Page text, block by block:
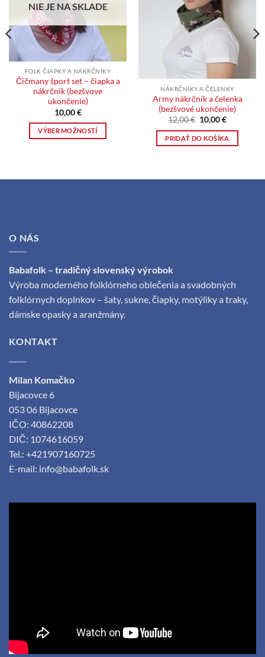
NIE JE NA SKLADE
FOLK ČIAPKY A NÁKRČNÍKY
Čičmany šport set – čiapka a
nákrčník (bezšvove
ukončenie)
10,00€
VÝBER MOŽNOSTÍ
viacero
stránke
produktu.
NÁKRČNÍKY A ČELENKY
Army nákrčník a čelenka
(bezšvové ukončenie)
12,00€ Pôvodná
cena
bola:
12,00 €.
10,00€Aktuálna
je:
10,00 €.
PRIDAŤ DO KOŠÍKA
O NÁS
Babafolk – tradičný slovenský výrobok
Výroba moderného folklórneho oblečenia a svadobných
folklórnych doplnkov – šaty, sukne, čiapky, motýliky a traky,
dámske opasky a aranžmány.
KONTAKT
Milan Komačko
Bijacovce 6
053 06 Bijacovce
IČO: 40862208
DIČ: 1074616059
Tel.: +421907160725
E-mail: info@babafolk.sk